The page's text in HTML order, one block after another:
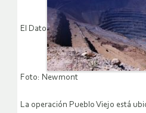
El Dato
Foto: Newmont
La operación Pueblo Viejo está